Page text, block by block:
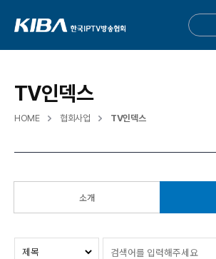
TV인덱스
HOME 협회사업 TV인덱스
소개